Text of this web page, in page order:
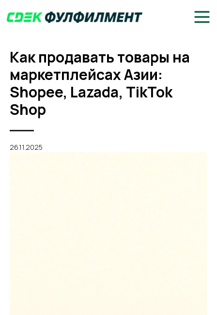
Как продавать товары на
маркетплейсах Азии:
Shopee, Lazada, TikTok
Shop
26.11.2025